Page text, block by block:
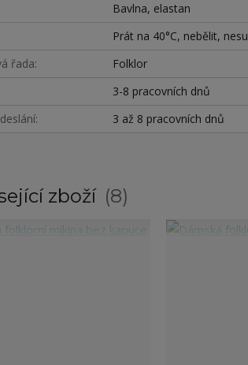
Bavlna, elastan
Prát na 40°C, nebělit,
řada
Folklor
3-8 pracovních dnů
3 až 8 pracovních dnů
zboží 8